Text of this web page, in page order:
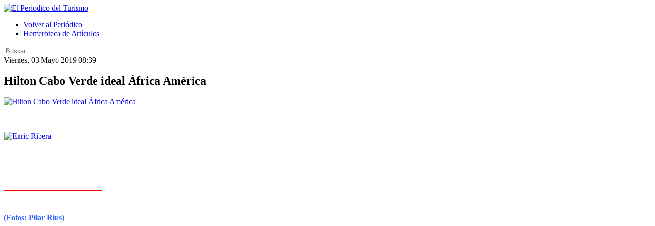
Volver al Periódico
Hemeroteca de Artículos
Viernes, 03 Mayo 2019 08:39
Hilton Cabo Verde ideal África América
(Fotos: Pilar Rius)